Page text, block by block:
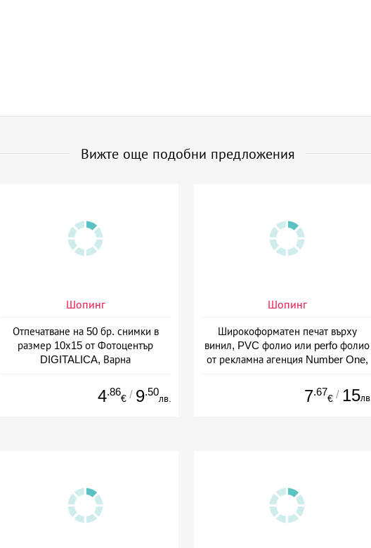
Вижте още подобни предложения
Шопинг
Отпечатване на 50 бр. снимки в
размер 10х15 от Фотоцентър
DIGITALICA, Варна
4.86
€ / 9.50
лв.
Шопинг
Широкоформатен печат върху
винил, PVC фолио или perfo фолио
от рекламна агенция Number One,
7.67
€ / 15лв.